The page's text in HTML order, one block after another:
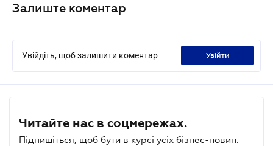
Залиште коментар
Увійдіть, щоб залишити коментар увійти
Читайте нас в соцмережах.
Підпишіться, щоб бути в курсі усіх бізнес-новин.